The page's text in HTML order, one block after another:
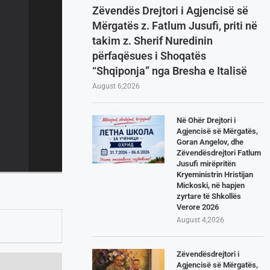
Zëvendës Drejtori i Agjencisë së
Mërgatës z. Fatlum Jusufi, priti në
takim z. Sherif Nuredinin
përfaqësues i Shoqatës
“Shqiponja” nga Bresha e Italisë
August 6,2026
Në Ohër Drejtori i
Agjencisë së Mërgatës,
Goran Angelov, dhe
Zëvendësdrejtori Fatlum
Jusufi mirëpritën
Kryeministrin Hristijan
Mickoski, në hapjen
zyrtare të Shkollës
Verore 2026
August 4,2026
Zëvendësdrejtori i
Agjencisë së Mërgatës,